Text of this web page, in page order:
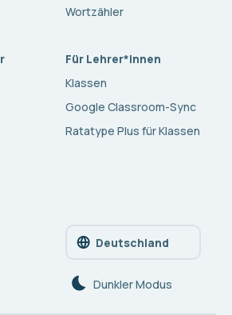
Wortzähler
Für Lehrer*innen
Klassen
Google Classroom-Sync
Ratatype Plus für Klassen
Deutschland
Dunkler Modus